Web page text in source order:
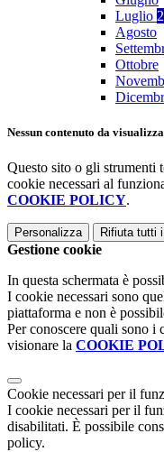
Luglio 2
Agosto
Ottobre
Nessun contenuto da
Questo sito o gli strumenti
cookie necessari al
COOKIE POLICY.
Personalizza Rifiuta tutti
Gestione cookie
In questa schermata è
I cookie necessari sono
piattaforma e non è
Per conoscere quali sono i
visionare la COOKIE
Cookie necessari per il
I cookie necessari per il
disabilitati. È possibile
policy.